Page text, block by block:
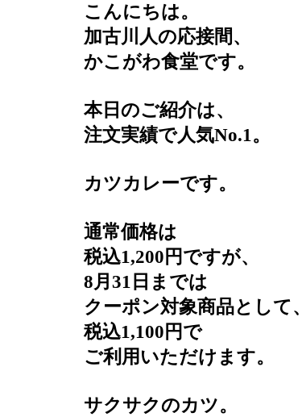
こんにちは。
加古川人の応接間、
かこがわ食堂です。
本日のご紹介は、
注文実績で人気No.1。
カツカレーです。
通常価格は
税込1,200円ですが、
8月31日までは
クーポン対象商品として、
税込1,100円で
ご利用いただけます。
サクサクのカツ。